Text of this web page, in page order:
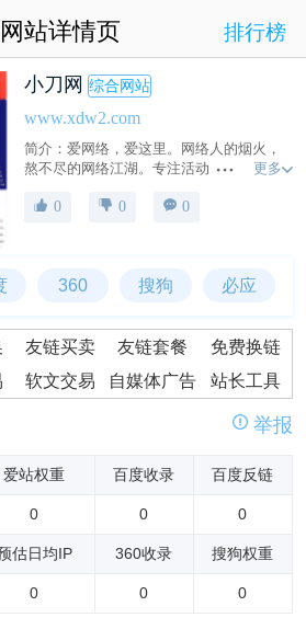
网站详情页 排行榜
小刀网 综合网站
www.xdw2.com
简介：爱网络，爱这里。网络人的烟火，
熬不尽的网络江湖。专注活动，软件，教
下载_专注资源收集分享_最新技术QQ资源
更多
0 0 0
360 搜狗 必应
友链买卖 友链套餐
免费换链
软文交易 自媒体广告 站长工具
举报
爱站权重 百度收录 百度反链
0 0 0
估日均IP 360收录 搜狗权重
0 0 0